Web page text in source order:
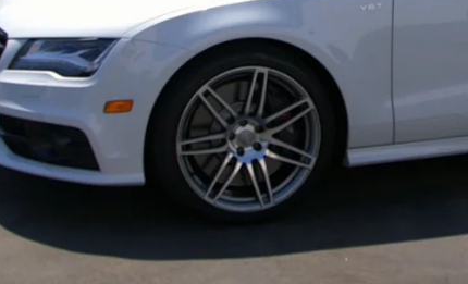
WhatsappFacebook